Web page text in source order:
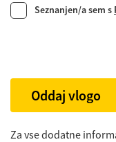
Seznanjen/a sem s
Oddaj vlogo
Za vse dodatne